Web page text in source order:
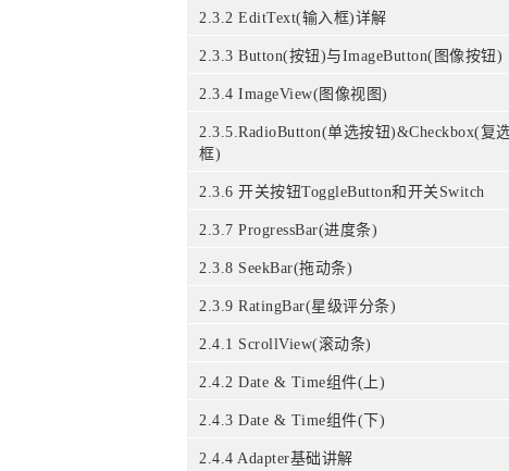
2.3.2 EditText(输入框)详解
2.3.3 Button(按钮)与ImageButton(图像按钮)
2.3.4 ImageView(图像视图)
2.3.5.RadioButton(单选按钮)&Checkbox(复
框)
2.3.6 开关按钮ToggleButton和开关Switch
2.3.7 ProgressBar(进度条)
2.3.8 SeekBar(拖动条)
2.3.9 RatingBar(星级评分条)
2.4.1 ScrollView(滚动条)
2.4.2 Date & Time组件(上)
2.4.3 Date & Time组件(下)
2.4.4 Adapter基础讲解